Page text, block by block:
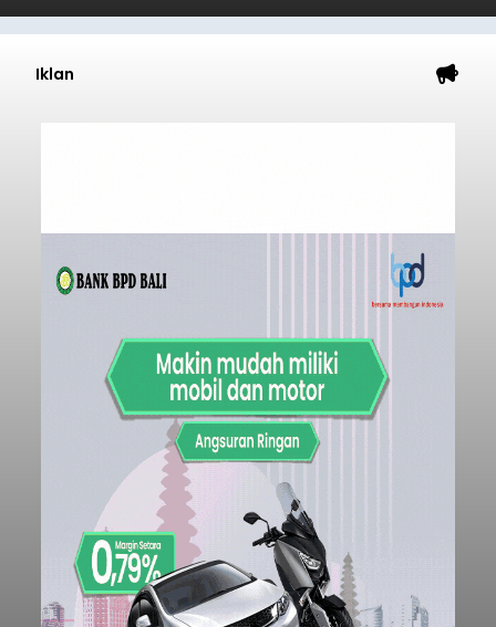
Iklan